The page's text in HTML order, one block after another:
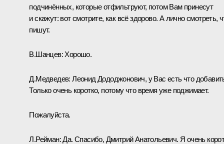
подчинённых, которые отфильтруют, потом Вам принесут
и скажут: вот смотрите, как всё здорово. А лично смотреть,
пишут.
В.Шанцев: Хорошо.
Д.Медведев: Леонид Дододжонович, у Вас есть что
Только очень коротко, потому что время уже поджимает.
Пожалуйста.
Л.Рейман:Да. Спасибо, Дмитрий Анатольевич. Я очень